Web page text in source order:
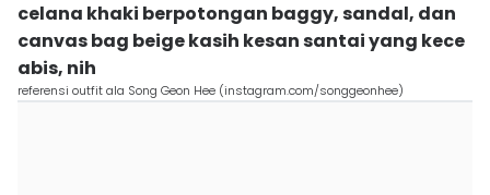
celana khaki berpotongan baggy, sandal, dan
canvas bag beige kasih kesan santai yang kece
abis, nih
referensi outfit ala Song Geon Hee (instagram.com/songgeonhee)